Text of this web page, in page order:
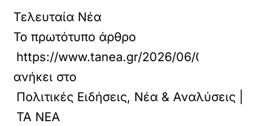
Τελευταία Νέα
Το πρωτότυπο άρθρο
https://www.tanea.gr/2026/06/03/politics/
ανήκει στο
Πολιτικές Ειδήσεις, Νέα & Αναλύσεις |
ΤΑ ΝΕΑ